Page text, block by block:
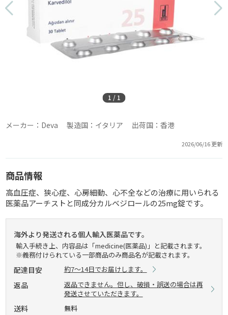
1 / 1
メーカー：Deva 製造国：イタリア 出荷国：香港
2026/06/16 更新
商品情報
高血圧症、狭心症、心房細動、心不全などの治療に用いられる
医薬品アーチストと同成分カルベジロールの25mg錠です。
海外より発送される個人輸入医薬品です。
輸入手続き上、内容品は「medicine(医薬品)」と記載されます。
※義務付けられている一部商品のみ商品名が記載されます。
配達目安 約7～14日でお届けします。
返品
返品できません。但し、破損・誤送の場合は再
発送させていただきます。
送料 無料